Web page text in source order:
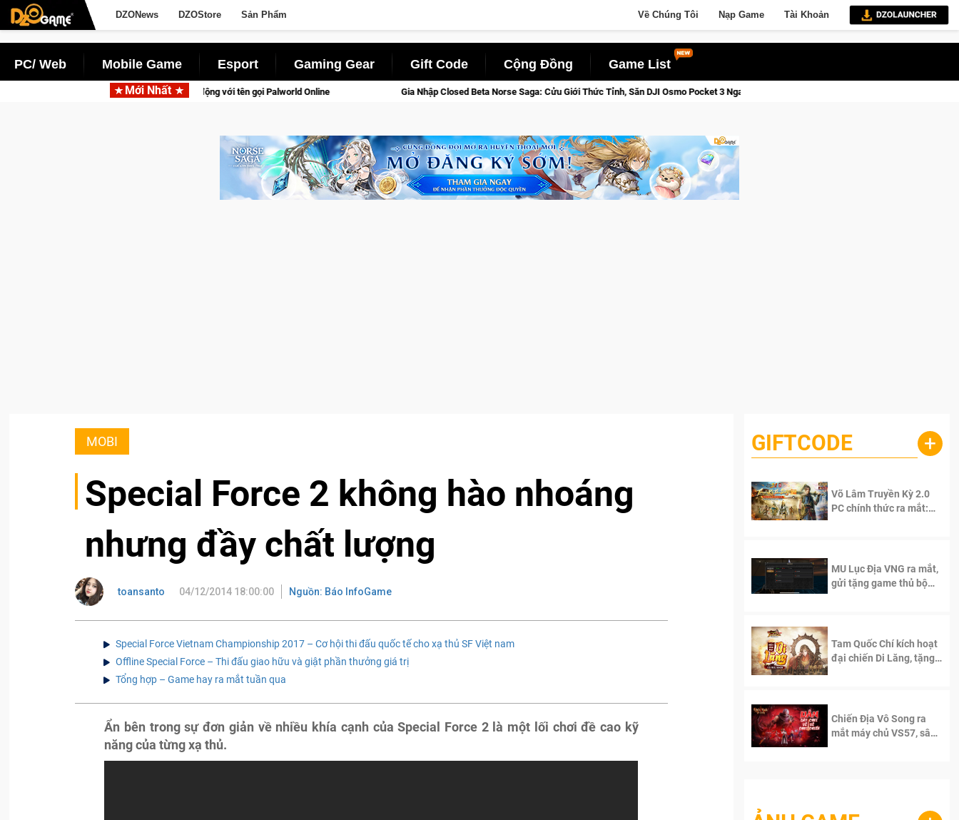
DZONews DZOStore Sản Phẩm Về Chúng Tôi Nạp Game Tài Khoản
PC/ Web Mobile Game Esport Gaming Gear Gift Code Cộng Đồng Game List
Mới Nhất
sinh tồn lên di động với tên gọi Palworld Online Gia Nhập Closed Beta Norse Saga: Cửu Giới Thức Tỉnh, Săn DJI Osmo Pocket 3 Ngay Hôm Nay Lineage W – Quyền lực và tài phú sẽ về tay kẻ đoạt
MOBI
Special Force 2 không hào nhoáng
nhưng đầy chất lượng
toansanto 04/12/2014 18:00:00 Nguồn: Báo InfoGame
Special Force Vietnam Championship 2017 – Cơ hội thi đấu quốc tế cho xạ thủ SF Việt nam
Offline Special Force – Thi đấu giao hữu và giật phần thưởng giá trị
Tổng hợp – Game hay ra mắt tuần qua
Ẩn bên trong sự đơn giản về nhiều khía cạnh của Special Force 2 là một lối chơi đề cao kỹ
năng của từng xạ thủ.
GIFTCODE +
Võ Lâm Truyền Kỳ 2.0
PC chính thức ra mắt:
MU Lục Địa VNG ra mắt,
gửi tặng game thủ bộ
Tam Quốc Chí kích hoạt
đại chiến Di Lăng, tặng
Chiến Địa Vô Song ra
mắt máy chủ VS57, sân